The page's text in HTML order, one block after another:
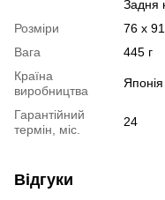
Задня
Розміри
76 x
Вага
445 г
Країна
виробництва
Японія
Гарантійний
термін, міс.
24
Відгуки